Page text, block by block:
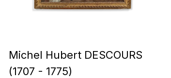
Michel Hubert DESCOURS
(1707 - 1775)